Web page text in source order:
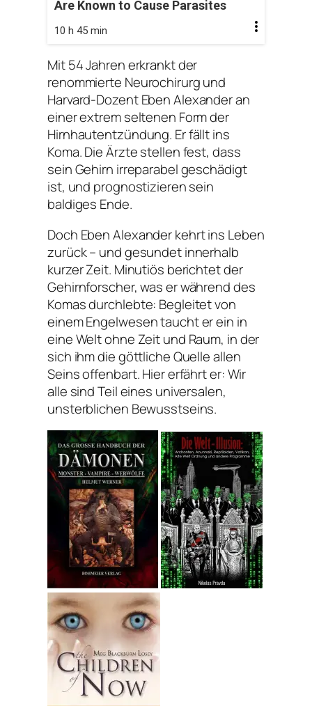
Are Known to Cause Parasites
10 h 45 min
Mit 54 Jahren erkrankt der
renommierte Neurochirurg und
Harvard-Dozent Eben Alexander an
einer extrem seltenen Form der
Hirnhautentzündung. Er fällt ins
Koma. Die Ärzte stellen fest, dass
sein Gehirn irreparabel geschädigt
ist, und prognostizieren sein
baldiges Ende.
Doch Eben Alexander kehrt ins Leben
zurück – und gesundet innerhalb
kurzer Zeit. Minutiös berichtet der
Gehirnforscher, was er während des
Komas durchlebte: Begleitet von
einem Engelwesen taucht er ein in
eine Welt ohne Zeit und Raum, in der
sich ihm die göttliche Quelle allen
Seins offenbart. Hier erfährt er: Wir
alle sind Teil eines universalen,
unsterblichen Bewusstseins.